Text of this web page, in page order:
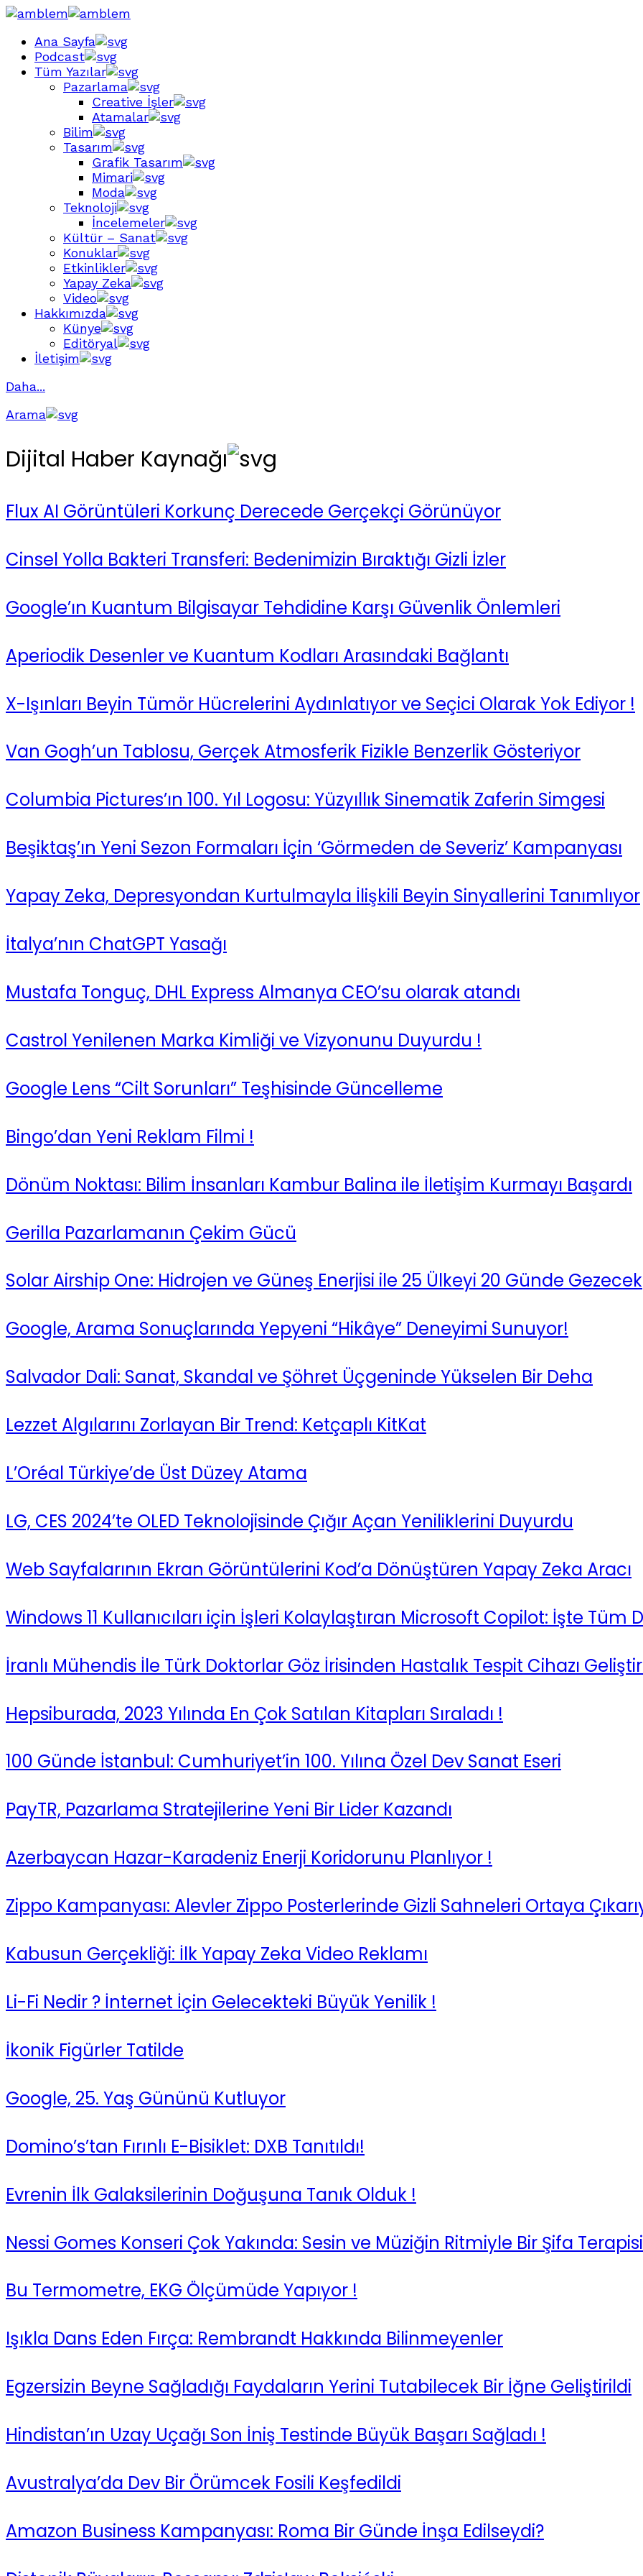
Ana Sayfa
Podcast
Tüm Yazılar
Pazarlama
Creative İşler
Atamalar
Bilim
Tasarım
Grafik Tasarım
Mimari
Moda
Teknoloji
İncelemeler
Kültür – Sanat
Konuklar
Etkinlikler
Yapay Zeka
Video
Hakkımızda
Künye
Editöryal
İletişim
Daha...
Arama
Dijital Haber Kaynağı
Flux AI Görüntüleri Korkunç Derecede Gerçekçi Görünüyor
Cinsel Yolla Bakteri Transferi: Bedenimizin Bıraktığı Gizli İzler
Google’ın Kuantum Bilgisayar Tehdidine Karşı Güvenlik Önlemleri
Aperiodik Desenler ve Kuantum Kodları Arasındaki Bağlantı
X-Işınları Beyin Tümör Hücrelerini Aydınlatıyor ve Seçici Olarak Yok Ediyor !
Van Gogh’un Tablosu, Gerçek Atmosferik Fizikle Benzerlik Gösteriyor
Columbia Pictures’ın 100. Yıl Logosu: Yüzyıllık Sinematik Zaferin Simgesi
Beşiktaş’ın Yeni Sezon Formaları İçin ‘Görmeden de Severiz’ Kampanyası
Yapay Zeka, Depresyondan Kurtulmayla İlişkili Beyin Sinyallerini Tanımlıyor
İtalya’nın ChatGPT Yasağı
Mustafa Tonguç, DHL Express Almanya CEO’su olarak atandı
Castrol Yenilenen Marka Kimliği ve Vizyonunu Duyurdu !
Google Lens “Cilt Sorunları” Teşhisinde Güncelleme
Bingo’dan Yeni Reklam Filmi !
Dönüm Noktası: Bilim İnsanları Kambur Balina ile İletişim Kurmayı Başardı
Gerilla Pazarlamanın Çekim Gücü
Solar Airship One: Hidrojen ve Güneş Enerjisi ile 25 Ülkeyi 20 Günde Gezecek
Google, Arama Sonuçlarında Yepyeni “Hikâye” Deneyimi Sunuyor!
Salvador Dali: Sanat, Skandal ve Şöhret Üçgeninde Yükselen Bir Deha
Lezzet Algılarını Zorlayan Bir Trend: Ketçaplı KitKat
L’Oréal Türkiye’de Üst Düzey Atama
LG, CES 2024’te OLED Teknolojisinde Çığır Açan Yeniliklerini Duyurdu
Web Sayfalarının Ekran Görüntülerini Kod’a Dönüştüren Yapay Zeka Aracı
Windows 11 Kullanıcıları için İşleri Kolaylaştıran Microsoft Copilot: İşte Tüm
İranlı Mühendis İle Türk Doktorlar Göz İrisinden Hastalık Tespit Cihazı
Hepsiburada, 2023 Yılında En Çok Satılan Kitapları Sıraladı !
100 Günde İstanbul: Cumhuriyet’in 100. Yılına Özel Dev Sanat Eseri
PayTR, Pazarlama Stratejilerine Yeni Bir Lider Kazandı
Azerbaycan Hazar-Karadeniz Enerji Koridorunu Planlıyor !
Zippo Kampanyası: Alevler Zippo Posterlerinde Gizli Sahneleri Ortaya
Kabusun Gerçekliği: İlk Yapay Zeka Video Reklamı
Li-Fi Nedir ? İnternet İçin Gelecekteki Büyük Yenilik !
İkonik Figürler Tatilde
Google, 25. Yaş Gününü Kutluyor
Domino’s’tan Fırınlı E-Bisiklet: DXB Tanıtıldı!
Evrenin İlk Galaksilerinin Doğuşuna Tanık Olduk !
Nessi Gomes Konseri Çok Yakında: Sesin ve Müziğin Ritmiyle Bir Şifa Terapisi
Bu Termometre, EKG Ölçümüde Yapıyor !
Işıkla Dans Eden Fırça: Rembrandt Hakkında Bilinmeyenler
Egzersizin Beyne Sağladığı Faydaların Yerini Tutabilecek Bir İğne Geliştirildi
Hindistan’ın Uzay Uçağı Son İniş Testinde Büyük Başarı Sağladı !
Avustralya’da Dev Bir Örümcek Fosili Keşfedildi
Amazon Business Kampanyası: Roma Bir Günde İnşa Edilseydi?